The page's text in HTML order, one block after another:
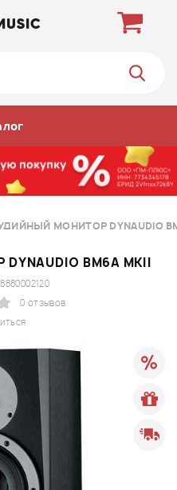
МОНИТОР DYNAUDIO
BM6A MKII
0 отзывов